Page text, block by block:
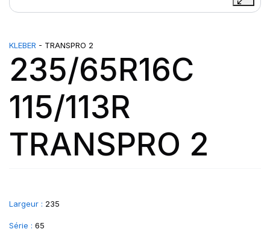
KLEBER - TRANSPRO 2
235/65R16C
115/113R
TRANSPRO 2
Largeur : 235
Série : 65